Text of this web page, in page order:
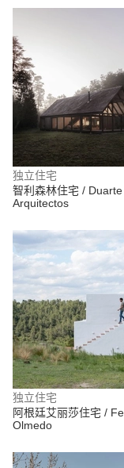
独立住宅
智利森林住宅 /
Arquitectos
独立住宅
阿根廷艾丽莎住宅 /
Olmedo